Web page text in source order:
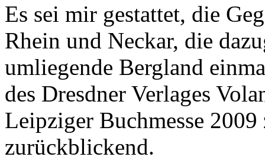
Es sei mir gestattet, die
Rhein und Neckar, die
umliegende Bergland
des Dresdner Verlages
Leipziger Buchmesse
zurückblickend.